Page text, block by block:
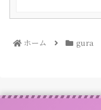
ホーム gura